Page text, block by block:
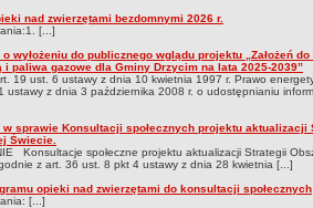
SPOŁECZNE
SPOŁECZNE
nad zwierzętami bezdomnymi 2026 r.
[...]
o wyłożeniu do publicznego wglądu projektu „Założeń
i paliwa gazowe dla Gminy Drzycim na lata 2025-2039”
19 ust. 6 ustawy z dnia 10 kwietnia 1997 r. Prawo
ustawy z dnia 3 października 2008 r. o udostępnianiu
w sprawie Konsultacji społecznych projektu
Świecie.
Konsultacje społeczne projektu aktualizacji Strategii
z art. 36 ust. 8 pkt 4 ustawy z dnia 28 kwietnia [...]
opieki nad zwierzętami do konsultacji społecznych
[...]